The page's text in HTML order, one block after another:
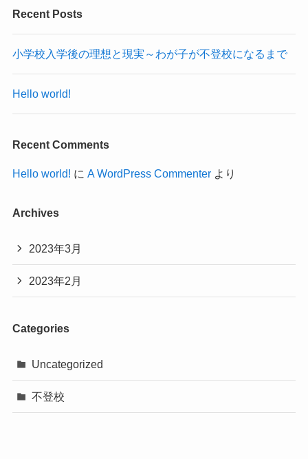
Recent Posts
小学校入学後の理想と現実～わが子が不登校になるまで
Hello world!
Recent Comments
Hello world! に A WordPress Commenterより
Archives
2023年3月
2023年2月
Categories
Uncategorized
不登校